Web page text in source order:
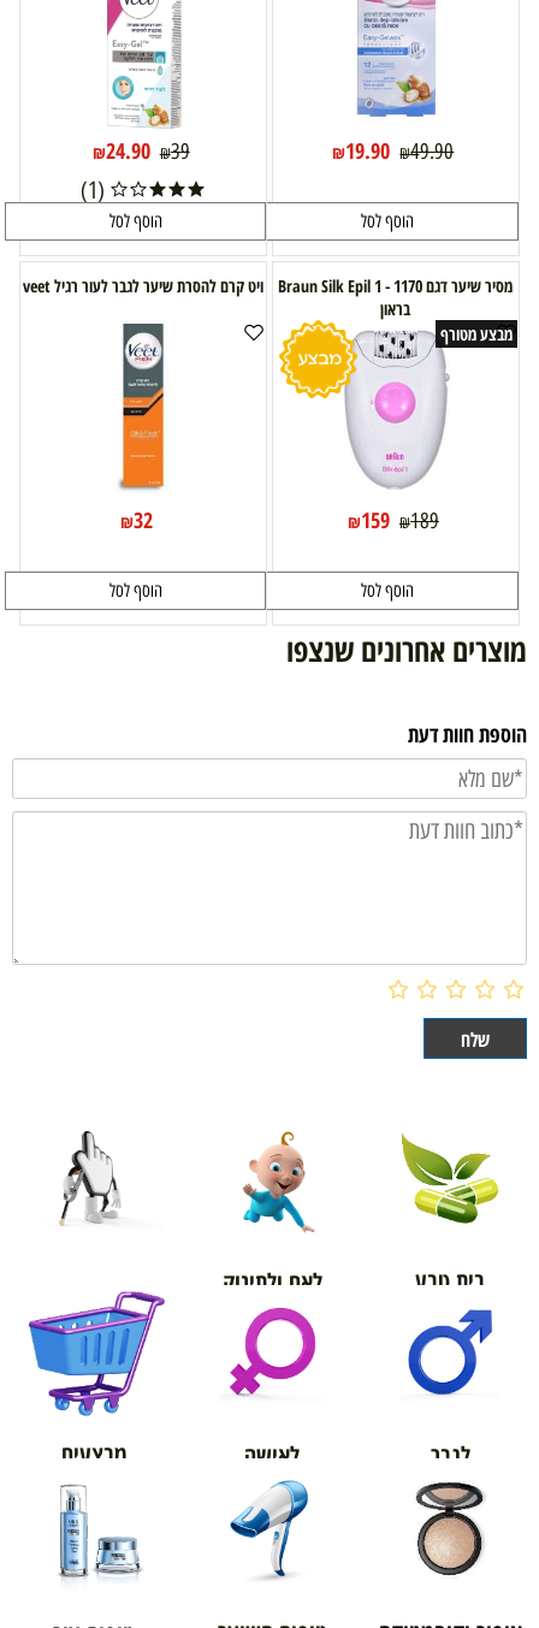
₪49.90
₪19.90
הוסף לסל
₪39
₪24.90
(1)
הוסף לסל
מסיר שיער דגם Braun Silk Epil 1 - 1170
בראון
מבצע מטורף
₪189
₪159
הוסף לסל
ויט קרם להסרת שיער לגבר לעור רגיל veet
₪32
הוסף לסל
מוצרים אחרונים שנצפו
הוספת חוות דעת
בית טבע לאם ולתינוק
אורטופדיה
לגבר לאישה מבצעים